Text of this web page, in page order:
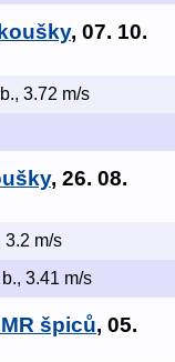
, 07. 10.
3.72 m/s
, 26. 08.
3.2 m/s
3.41 m/s
špiců, 05.